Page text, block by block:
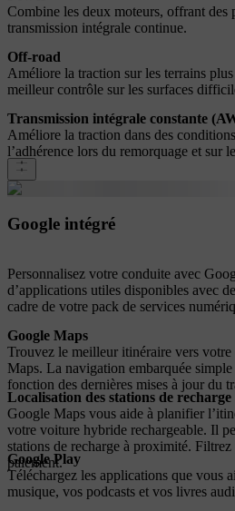
Combine les deux moteurs, offrant des
transmission intégrale continue.
Off-road
Améliore la traction sur les terrains
meilleur contrôle sur les surfaces
Transmission intégrale constante
Améliore la traction dans des
l’adhérence lors du remorquage et sur
Google intégré
Personnalisez votre conduite avec
d’applications utiles disponibles avec
cadre de votre pack de services
Google Maps
Trouvez le meilleur itinéraire vers
Maps. La navigation embarquée
fonction des dernières mises à jour du
Localisation des stations de recharge
Google Maps vous aide à planifier
votre voiture hybride rechargeable. Il
stations de recharge à proximité.
paiement.
Google Play
Téléchargez les applications que vous
musique, vos podcasts et vos livres